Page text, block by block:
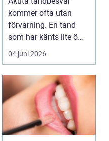
kommer ofta utan
förvarning. En tand
som har känts lite öm
kan plötsligt göra så
on...
04 juni 2026